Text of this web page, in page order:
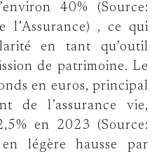
40% (Source:
l’Assurance) , ce qui
en tant qu’outil
de patrimoine. Le
en euros, principal
de l’assurance vie,
en 2023 (Source:
légère hausse par